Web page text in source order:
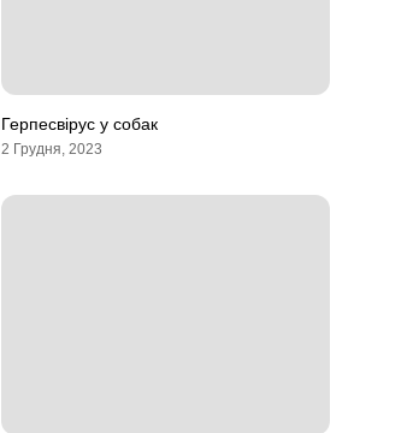
Герпесвірус у собак
2 Грудня, 2023